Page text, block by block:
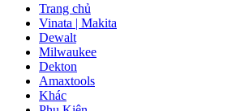
Trang chủ
Vinata | Makita
Dewalt
Milwaukee
Dekton
Amaxtools
Khác